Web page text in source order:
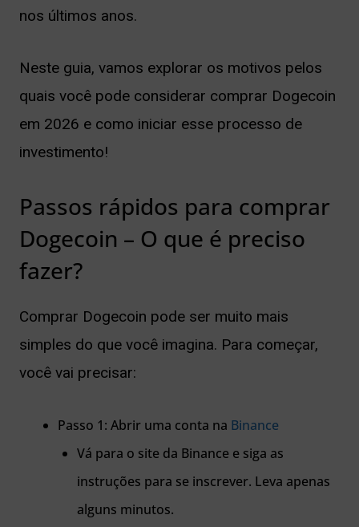
nos últimos anos.
Neste guia, vamos explorar os motivos pelos
quais você pode considerar comprar Dogecoin
em 2026 e como iniciar esse processo de
investimento!
Passos rápidos para comprar
Dogecoin – O que é preciso
fazer?
Comprar Dogecoin pode ser muito mais
simples do que você imagina. Para começar,
você vai precisar:
Passo 1: Abrir uma conta na Binance
Vá para o site da Binance e siga as
instruções para se inscrever. Leva apenas
alguns minutos.